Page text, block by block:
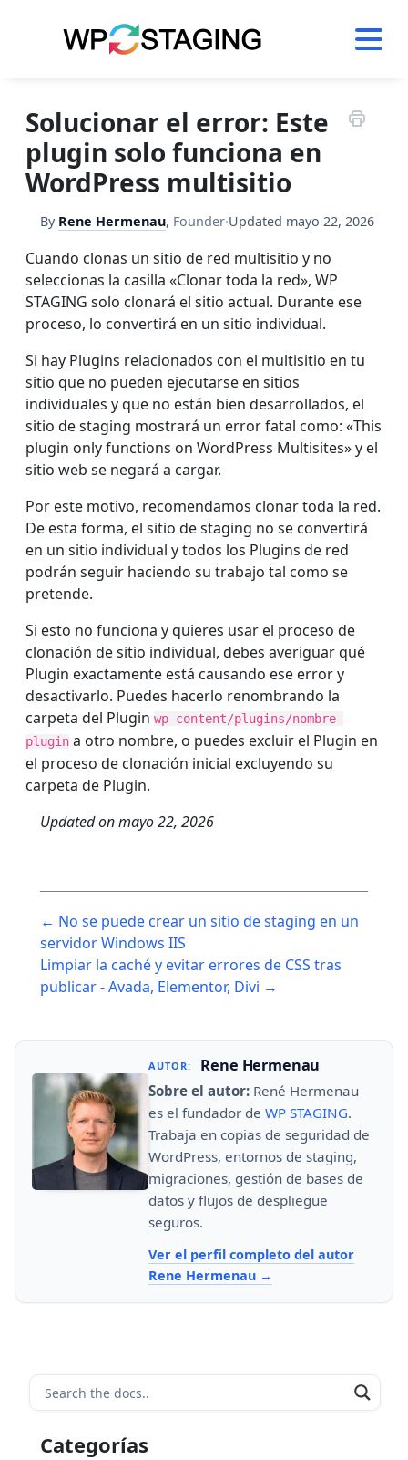
Solucionar el error: Este
plugin solo funciona en
WordPress multisitio
By Rene Hermenau, Founder·Updated mayo 22, 2026
Cuando clonas un sitio de red multisitio y no
seleccionas la casilla «Clonar toda la red», WP
STAGING solo clonará el sitio actual. Durante ese
proceso, lo convertirá en un sitio individual.
Si hay Plugins relacionados con el multisitio en tu
sitio que no pueden ejecutarse en sitios
individuales y que no están bien desarrollados, el
sitio de staging mostrará un error fatal como: «This
plugin only functions on WordPress Multisites» y el
sitio web se negará a cargar.
Por este motivo, recomendamos clonar toda la red.
De esta forma, el sitio de staging no se convertirá
en un sitio individual y todos los Plugins de red
podrán seguir haciendo su trabajo tal como se
pretende.
Si esto no funciona y quieres usar el proceso de
clonación de sitio individual, debes averiguar qué
Plugin exactamente está causando ese error y
desactivarlo. Puedes hacerlo renombrando la
carpeta del Plugin wp-content/plugins/nombre-
plugin a otro nombre, o puedes excluir el Plugin en
el proceso de clonación inicial excluyendo su
carpeta de Plugin.
Updated onmayo 22, 2026
navigation
← No se puede crear un sitio de staging en un
servidor Windows IIS
Limpiar la caché y evitar errores de CSS tras
publicar - Avada, Elementor, Divi →
AUTOR: Rene Hermenau
Sobre el autor: René Hermenau
es el fundador de WP STAGING.
Trabaja en copias de seguridad de
WordPress, entornos de staging,
migraciones, gestión de bases de
datos y flujos de despliegue
seguros.
Ver el perfil completo del autor
Rene Hermenau
Categorías